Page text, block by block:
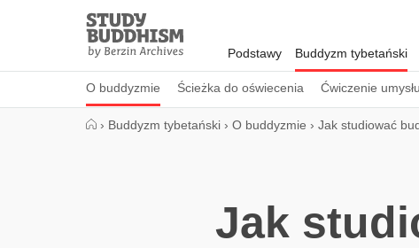
Study
Buddhism
Home
Podstawy Buddyzm tybetański
O buddyzmie Ścieżka do oświecenia Ćwiczenie umysłu
› Buddyzm tybetański › O buddyzmie › Jak studiować
Jak